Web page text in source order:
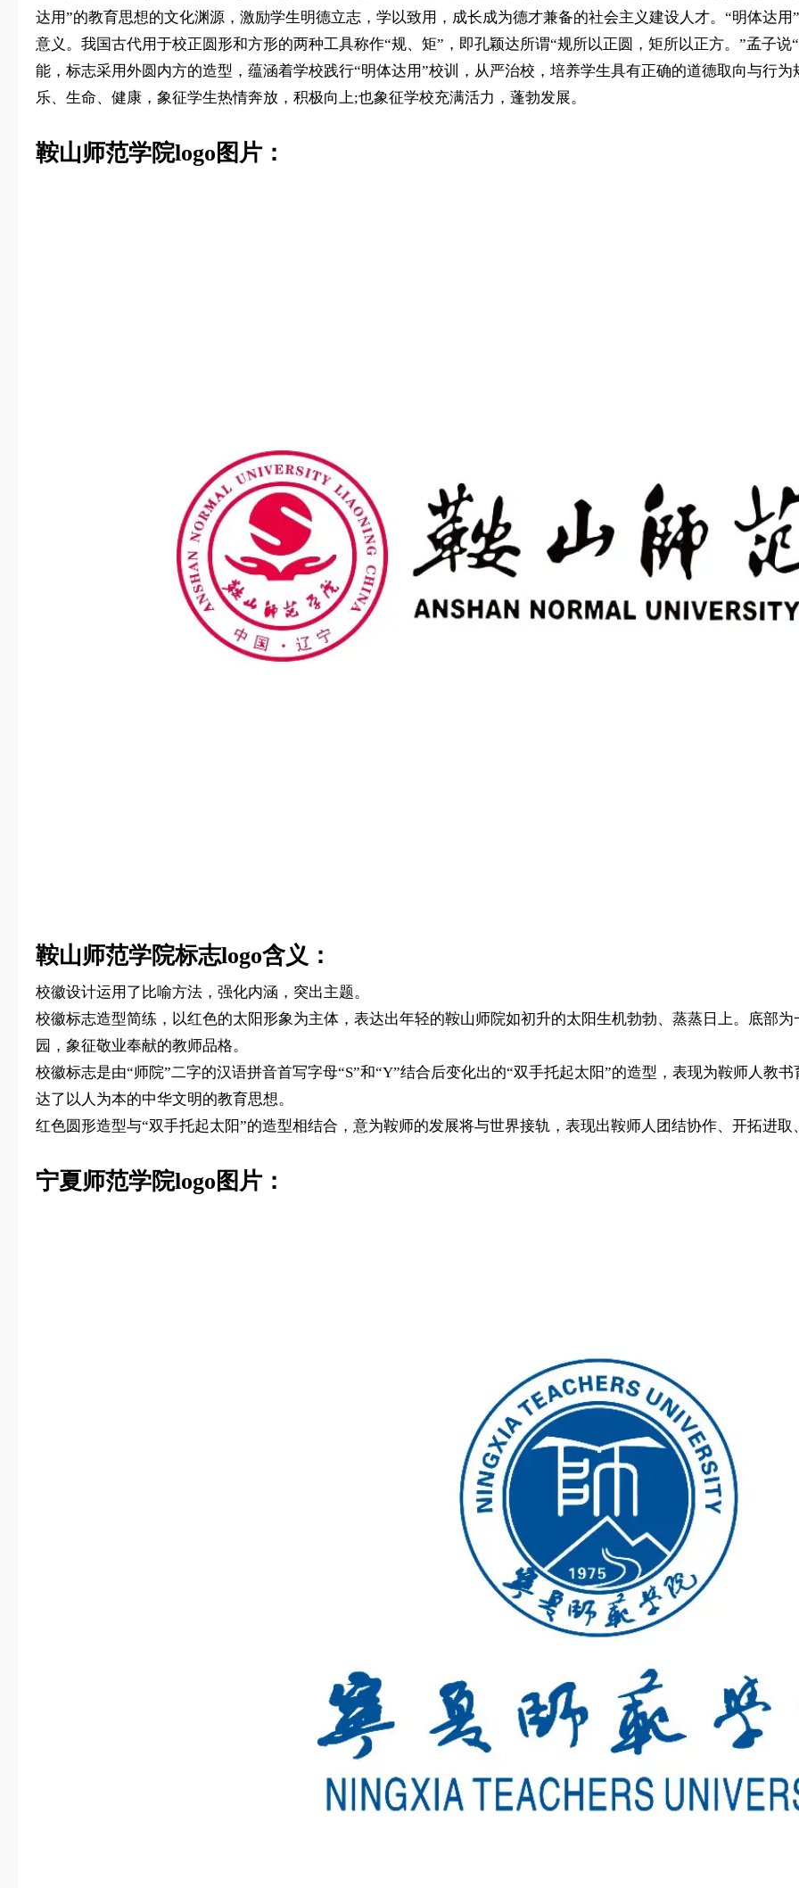
达用”的教育思想的文化渊源，激励学生明德立志，学以致用，成长成为德才兼备的社会主义建设人才。“明体达
意义。我国古代用于校正圆形和方形的两种工具称作“规、矩”，即孔颖达所谓“规所以正圆，矩所以正方。”孟子
能，标志采用外圆内方的造型，蕴涵着学校践行“明体达用”校训，从严治校，培养学生具有正确的道德取向与行
乐、生命、健康，象征学生热情奔放，积极向上;也象征学校充满活力，蓬勃发展。
鞍山师范学院logo图片：
鞍山师范学院标志logo含义：
校徽设计运用了比喻方法，强化内涵，突出主题。
校徽标志造型简练，以红色的太阳形象为主体，表达出年轻的鞍山师院如初升的太阳生机勃勃、蒸蒸日上。底部
园，象征敬业奉献的教师品格。
校徽标志是由“师院”二字的汉语拼音首写字母“S”和“Y”结合后变化出的“双手托起太阳”的造型，表现为鞍师人教
达了以人为本的中华文明的教育思想。
红色圆形造型与“双手托起太阳”的造型相结合，意为鞍师的发展将与世界接轨，表现出鞍师人团结协作、开拓进
宁夏师范学院logo图片：